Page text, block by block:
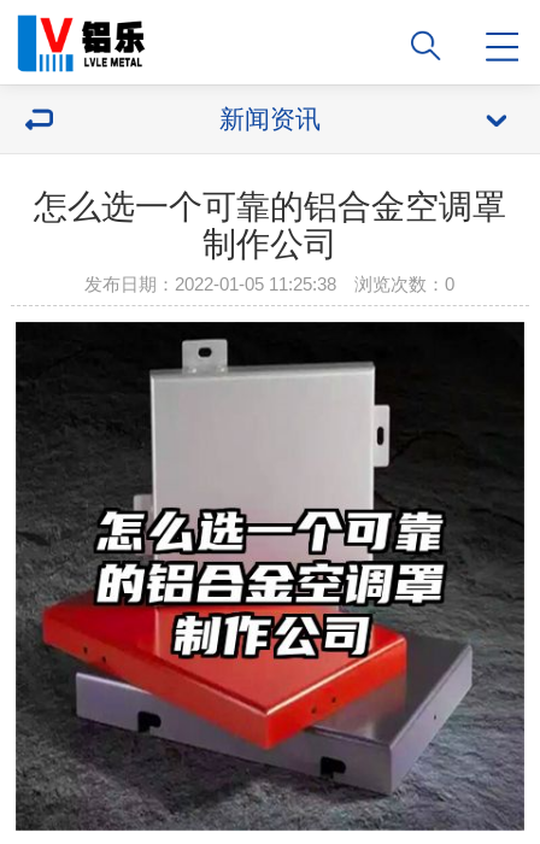
新闻资讯
怎么选一个可靠的铝合金空调罩
制作公司
发布日期：2022-01-05 11:25:38 浏览次数：0